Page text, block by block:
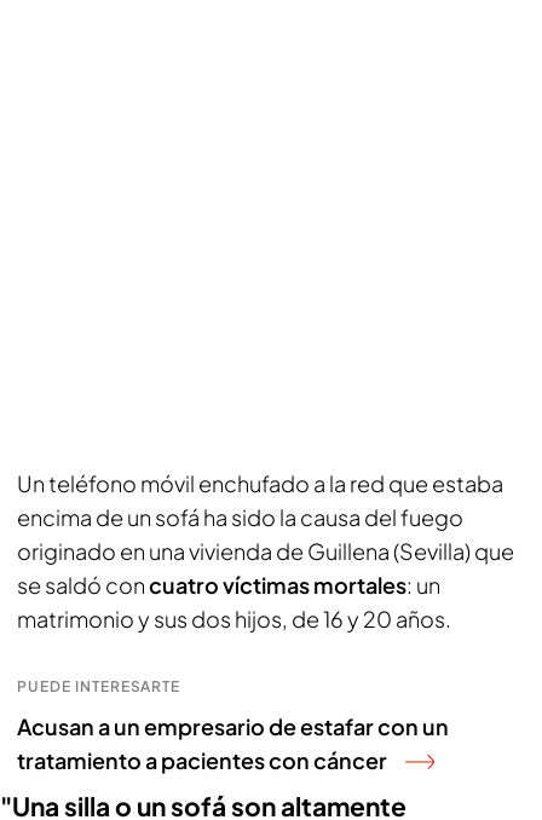
Un teléfono móvil enchufado a la red que estaba
encima de un sofá ha sido la causa del fuego
originado en una vivienda de Guillena (Sevilla) que
se saldó concuatro víctimas mortales: un
matrimonio y sus dos hijos, de 16 y 20 años.
PUEDE INTERESARTE
Acusan a un empresario de estafar con un
tratamiento a pacientes con cáncer
"Una silla o un sofá son altamente